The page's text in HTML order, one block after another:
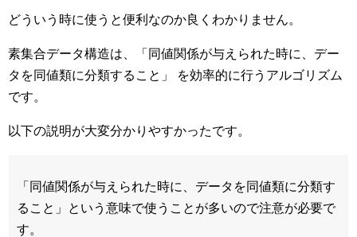
どういう時に使うと便利なのか良くわかりません。
素集合データ構造は、「同値関係が与えられた時に、デー
タを同値類に分類すること」 を効率的に行うアルゴリズム
です。
以下の説明が大変分かりやすかったです。
「同値関係が与えられた時に、データを同値類に分類す
ること」という意味で使うことが多いので注意が必要で
す。